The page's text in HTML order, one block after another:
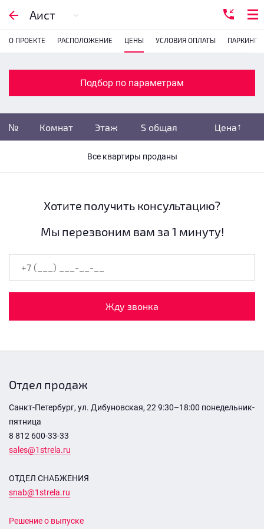
Аист
О ПРОЕКТЕ РАСПОЛОЖЕНИЕ ЦЕНЫ УСЛОВИЯ ОПЛАТЫ ПАРКИНГ
Подбор по параметрам
№ Комнат Этаж S общая Цена
Все квартиры проданы
Подбор по параметрам
2
Убрать переуступки
Цена не указана
S общая не указана
все этажи
Хотите получить консультацию?
Мы перезвоним вам за 1 минуту!
Жду звонка
Отдел продаж
Санкт-Петербург, ул. Дибуновская, 22 9:30–18:00 понедельник-
пятница
8 812 600-33-33
sales@1strela.ru
ОТДЕЛ СНАБЖЕНИЯ
snab@1strela.ru
Решение о выпуске